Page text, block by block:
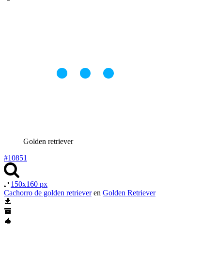
Golden retriever
#10851
150x160 px
Cachorro de golden retrieveren Golden Retriever